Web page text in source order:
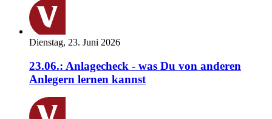
Dienstag, 23. Juni 2026
23.06.: Anlagecheck - was Du von anderen
Anlegern lernen kannst